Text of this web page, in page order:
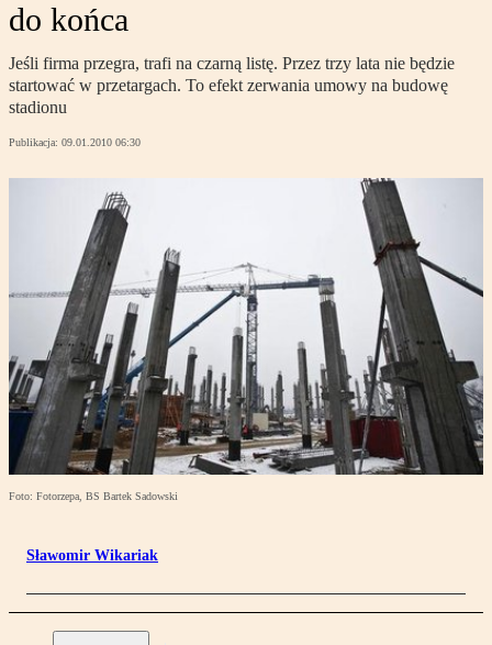
do końca
Jeśli firma przegra, trafi na czarną listę. Przez trzy lata nie będzie
startować w przetargach. To efekt zerwania umowy na budowę
stadionu
Publikacja: 09.01.2010 06:30
Foto: Fotorzepa, BS Bartek Sadowski
Sławomir Wikariak